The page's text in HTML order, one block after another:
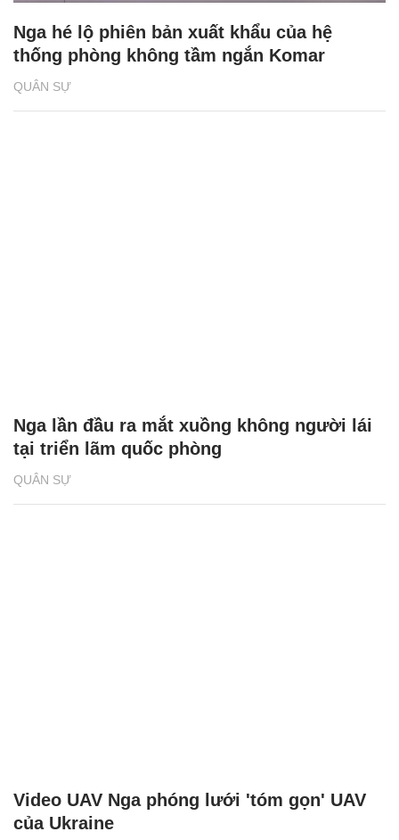
QUÂN SỰ
Nga hé lộ phiên bản xuất khẩu của hệ
thống phòng không tầm ngắn Komar
QUÂN SỰ
Nga lần đầu ra mắt xuồng không người lái
tại triển lãm quốc phòng
Video UAV Nga phóng lưới 'tóm gọn' UAV
của Ukraine